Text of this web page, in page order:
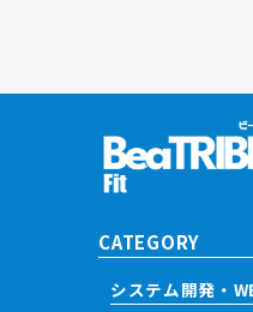
CATEGORY
システム開発・